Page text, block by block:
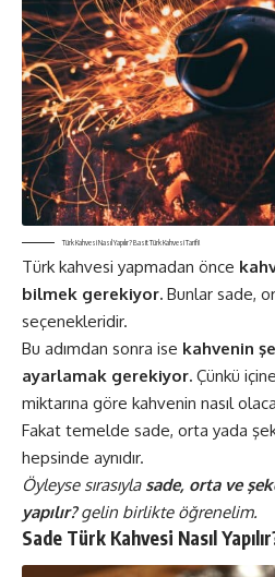
Türk Kahvesi Nasıl Yapılır? Basit Türk Kahvesi Tarifi!
Türk kahvesi yapmadan önce
bilmek gerekiyor. Bunlar sade,
seçenekleridir.
Bu adımdan sonra ise kahvenin
ayarlamak gerekiyor. Çünkü
miktarına göre kahvenin nasıl
Fakat temelde sade, orta yada
hepsinde aynıdır.
Öyleyse sırasıyla sade, orta ve
yapılır?gelin birlikte öğrenelim.
Sade Türk Kahvesi Nasıl